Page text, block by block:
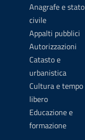
Anagrafe e stato
civile
Appalti pubblici
Autorizzazioni
Catasto e
urbanistica
Cultura e tempo
libero
Educazione e
formazione